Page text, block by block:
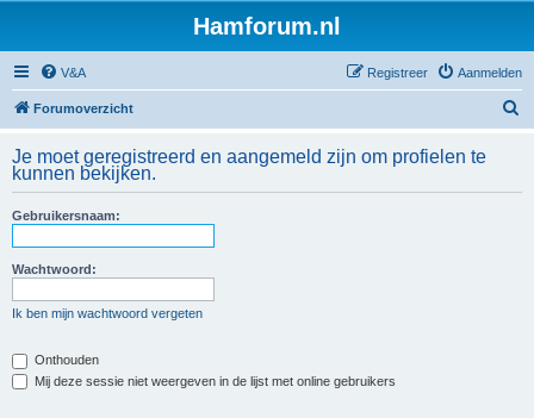
Hamforum.nl
V&A Aanmelden
Registreer
Forumoverzicht
k
Je moet geregistreerd en aangemeld zijn om profielen te
kunnen bekijken.
Gebruikersnaam:
Wachtwoord:
Ik ben mijn wachtwoord vergeten
Onthouden
Mij deze sessie niet weergeven in de lijst met online gebruikers